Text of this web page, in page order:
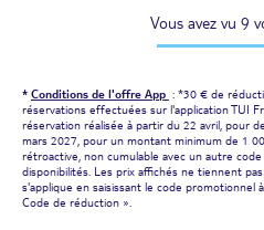
Vous avez vu 9
* Conditions de l'offre App : *30 € de
réservations effectuées sur l'application TUI
réservation réalisée à partir du 22 avril, pour
mars 2027, pour un montant minimum de 1
rétroactive, non cumulable avec un autre
disponibilités. Les prix affichés ne tiennent
s'applique en saisissant le code promotionnel
Code de réduction ».